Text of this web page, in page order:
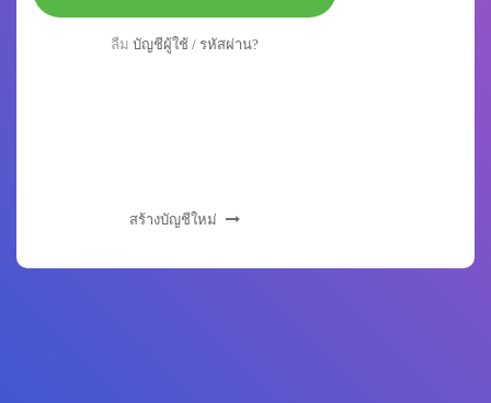
ลืม บัญชีผู้ใช้ / รหัสผ่าน?
สร้างบัญชีใหม่